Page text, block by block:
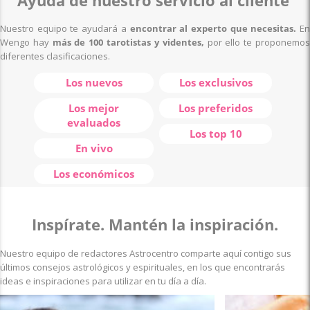
Nuestro equipo te ayudará a encontrar al experto que necesitas. En
Wengo hay más de 100 tarotistas y videntes, por ello te proponemos
diferentes clasificaciones.
Los nuevos
Los mejor
evaluados
En vivo
Los económicos
Los exclusivos
Los preferidos
Los top 10
Inspírate. Mantén la inspiración.
Nuestro equipo de redactores Astrocentro comparte aquí contigo sus
últimos consejos astrológicos y espirituales, en los que encontrarás
ideas e inspiraciones para utilizar en tu día a día.